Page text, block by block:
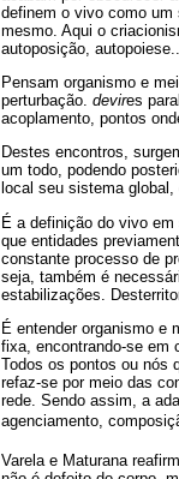
definem o vivo como
mesmo. Aqui o
autoposição,
Pensam organismo e
perturbação. devires
acoplamento, pontos
Destes encontros,
um todo, podendo
local seu sistema
É a definição do vivo
que entidades
constante processo de
seja, também é
estabilizações.
É entender organismo e
fixa, encontrando-se em
Todos os pontos ou nós
refaz-se por meio das
rede. Sendo assim, a
agenciamento,
Varela e Maturana